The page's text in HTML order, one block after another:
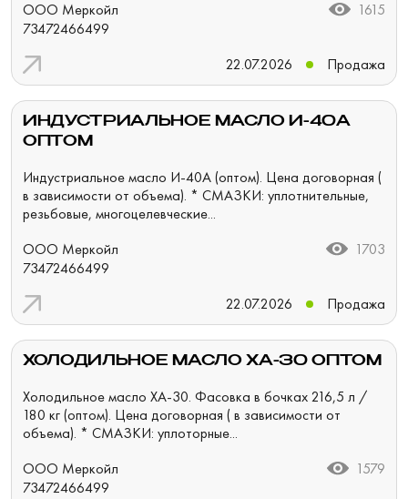
ООО Меркойл
73472466499
1615
22.07.2026 Продажа
ИНДУСТРИАЛЬНОЕ МАСЛО И-40А
ОПТОМ
Индустриальное масло И-40А (оптом). Цена договорная (
в зависимости от объема). * СМАЗКИ: уплотнительные,
резьбовые, многоцелевческие...
ООО Меркойл
73472466499
1703
22.07.2026 Продажа
ХОЛОДИЛЬНОЕ МАСЛО ХА-30 ОПТОМ
Холодильное масло ХА-30. Фасовка в бочках 216,5 л /
180 кг (оптом). Цена договорная ( в зависимости от
объема). * СМАЗКИ: уплоторные...
ООО Меркойл
73472466499
1579